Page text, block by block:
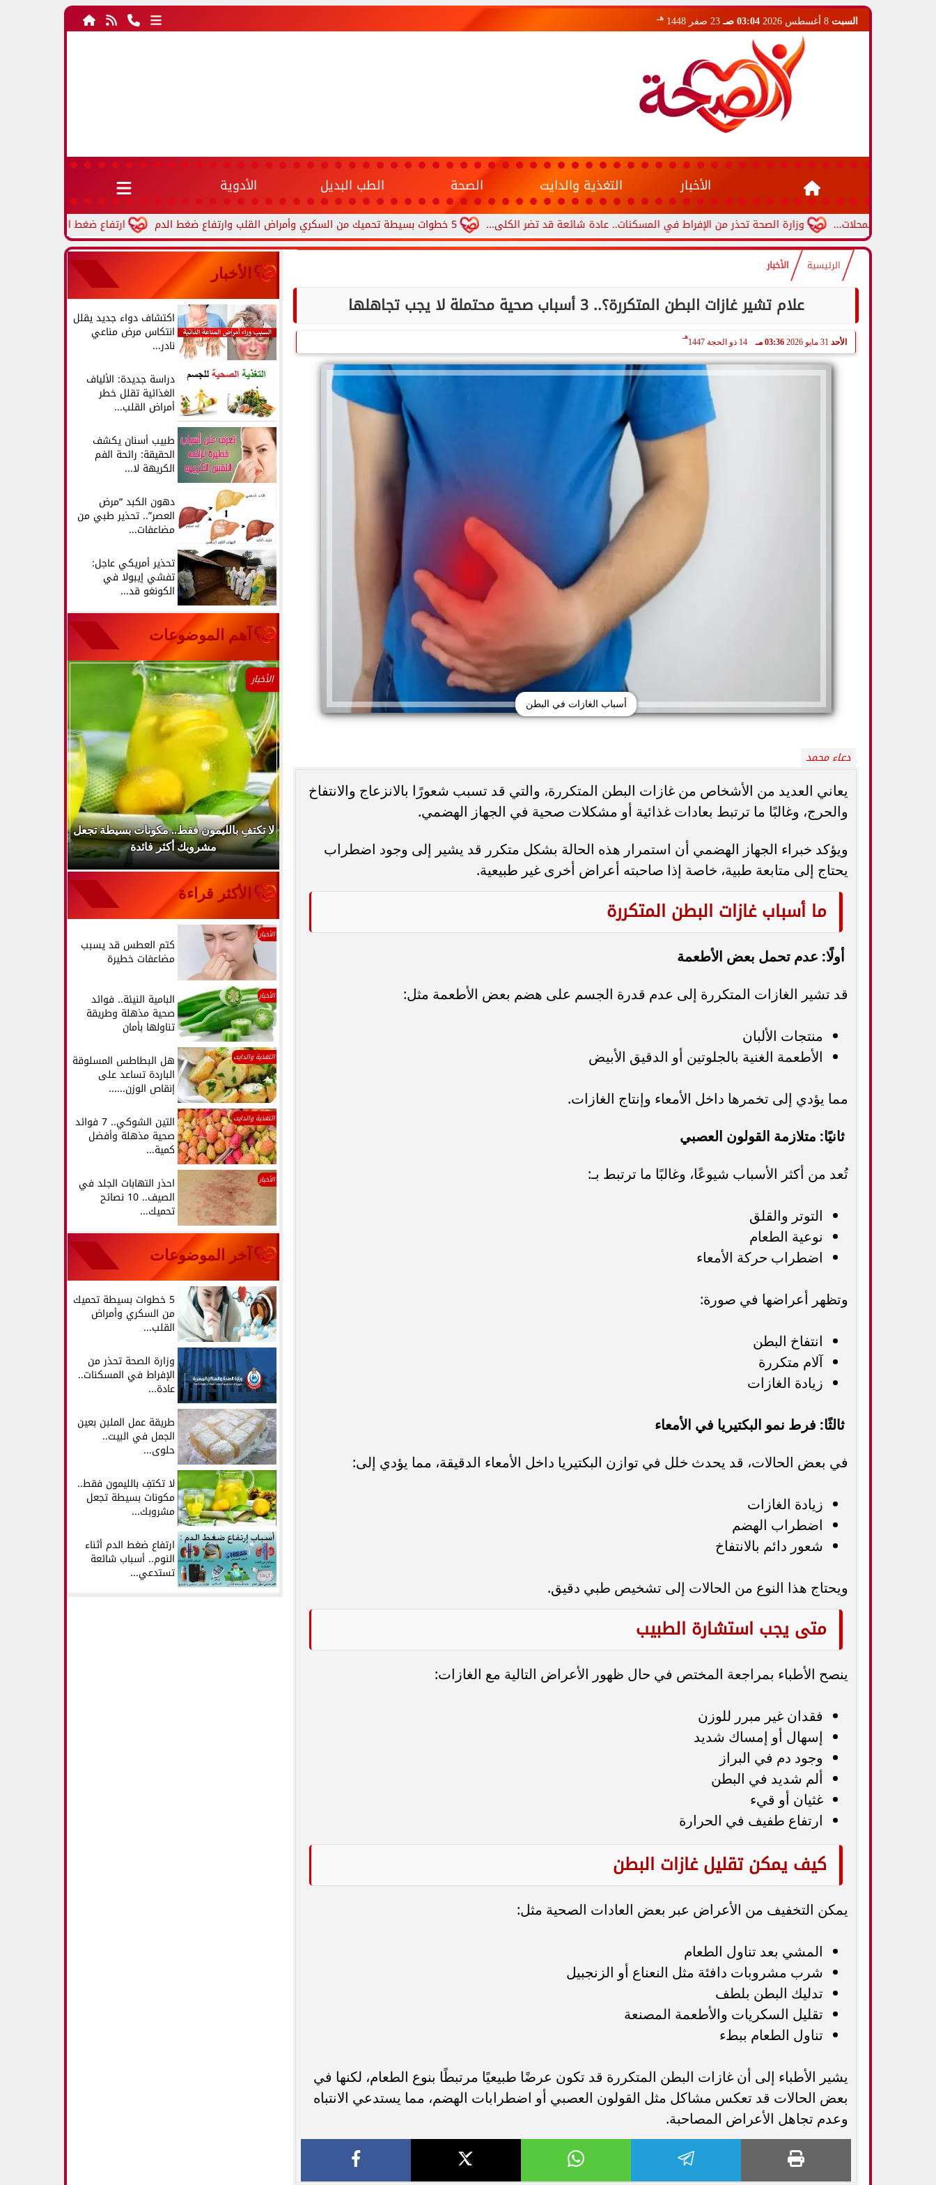
السبت 03:04 صـ 23 صفر 1448 هـ
الأخبار التغذية والدايت الصحة الطب البديل الأدوية
ارتفاع ضغط الدم أثناء النوم.. أسباب 5 خطوات بسيطة تحميك من السكري وأمراض القلب وارتفاع ضغط الدم وزارة الصحة تحذر من الإفراط في المسكنات.. عادة شائعة قد تضر الكلى...
الرئيسية الأخبار
علام تشير غازات البطن المتكررة؟.. 3 أسباب صحية محتملة لا يجب تجاهلها
الأحد 03:36 مـ 14 ذو الحجة 1447
هـ
أسباب الغازات في البطن
دعاء محمد
يعاني العديد من الأشخاص من غازات البطن المتكررة، والتي قد تسبب شعورًا بالانزعاج والانتفاخ
والحرج، وغالبًا ما ترتبط بعادات غذائية أو مشكلات صحية في الجهاز الهضمي.
ويؤكد خبراء الجهاز الهضمي أن استمرار هذه الحالة بشكل متكرر قد يشير إلى وجود اضطراب
يحتاج إلى متابعة طبية، خاصة إذا صاحبته أعراض أخرى غير طبيعية.
ما أسباب غازات البطن المتكررة
أولًا: عدم تحمل بعض الأطعمة
قد تشير الغازات المتكررة إلى عدم قدرة الجسم على هضم بعض الأطعمة مثل:
منتجات الألبان
الأطعمة الغنية بالجلوتين أو الدقيق الأبيض
مما يؤدي إلى تخمرها داخل الأمعاء وإنتاج الغازات.
ثانيًا: متلازمة القولون العصبي
تُعد من أكثر الأسباب شيوعًا، وغالبًا ما ترتبط بـ:
التوتر والقلق
نوعية الطعام
اضطراب حركة الأمعاء
وتظهر أعراضها في صورة:
انتفاخ البطن
آلام متكررة
زيادة الغازات
ثالثًا: فرط نمو البكتيريا في الأمعاء
في بعض الحالات، قد يحدث خلل في توازن البكتيريا داخل الأمعاء الدقيقة، مما يؤدي إلى:
زيادة الغازات
اضطراب الهضم
شعور دائم بالانتفاخ
ويحتاج هذا النوع من الحالات إلى تشخيص طبي دقيق.
متى يجب استشارة الطبيب
ينصح الأطباء بمراجعة المختص في حال ظهور الأعراض التالية مع الغازات:
فقدان غير مبرر للوزن
إسهال أو إمساك شديد
وجود دم في البراز
ألم شديد في البطن
غثيان أو قيء
ارتفاع طفيف في الحرارة
كيف يمكن تقليل غازات البطن
يمكن التخفيف من الأعراض عبر بعض العادات الصحية مثل:
المشي بعد تناول الطعام
شرب مشروبات دافئة مثل النعناع أو الزنجبيل
تدليك البطن بلطف
تقليل السكريات والأطعمة المصنعة
تناول الطعام ببطء
يشير الأطباء إلى أن غازات البطن المتكررة قد تكون عرضًا طبيعيًا مرتبطًا بنوع الطعام، لكنها في
بعض الحالات قد تعكس مشاكل مثل القولون العصبي أو اضطرابات الهضم، مما يستدعي الانتباه
وعدم تجاهل الأعراض المصاحبة.
الأخبار
اكتشاف دواء جديد يقلل
انتكاس مرض مناعي
نادر...
دراسة جديدة: الألياف
الغذائية تقلل خطر
أمراض القلب...
طبيب أسنان يكشف
الحقيقة: رائحة الفم
الكريهة لا...
دهون الكبد “مرض
العصر”.. تحذير طبي من
مضاعفات...
تحذير أمريكي عاجل:
تفشي إيبولا في
الكونغو قد...
آهم الموضوعات
وأمراض القلب وارتفاع ضغط الدم
المسكنات.. عادة شائعة قد تضر الكلى...
حلوى المولد النبوي بطعم المحلات...
الأخبار
لا تكتفِ بالليمون فقط.. مكونات بسيطة تجعل
مشروبك أكثر فائدة
الأكثر قراءة
الأخبار
كتم العطس قد يسبب
مضاعفات خطيرة
الأخبار البامية النيئة.. فوائد
صحية مذهلة وطريقة
تناولها بأمان
التغذية والدايت هل البطاطس المسلوقة
الباردة تساعد على
إنقاص الوزن......
التغذية والدايت التين الشوكي.. 7 فوائد
صحية مذهلة وأفضل
كمية...
الأخبار احذر التهابات الجلد في
الصيف.. 10 نصائح
تحميك...
آخر الموضوعات
5 خطوات بسيطة تحميك
من السكري وأمراض
القلب...
وزارة الصحة تحذر من
الإفراط في المسكنات..
عادة...
طريقة عمل الملبن بعين
الجمل في البيت..
حلوى...
لا تكتفِ بالليمون فقط..
مكونات بسيطة تجعل
مشروبك...
ارتفاع ضغط الدم أثناء
النوم.. أسباب شائعة
تستدعي...